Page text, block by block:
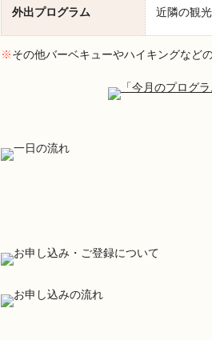
外出プログラム 近隣の観
※その他バーベキューやハイキングなど